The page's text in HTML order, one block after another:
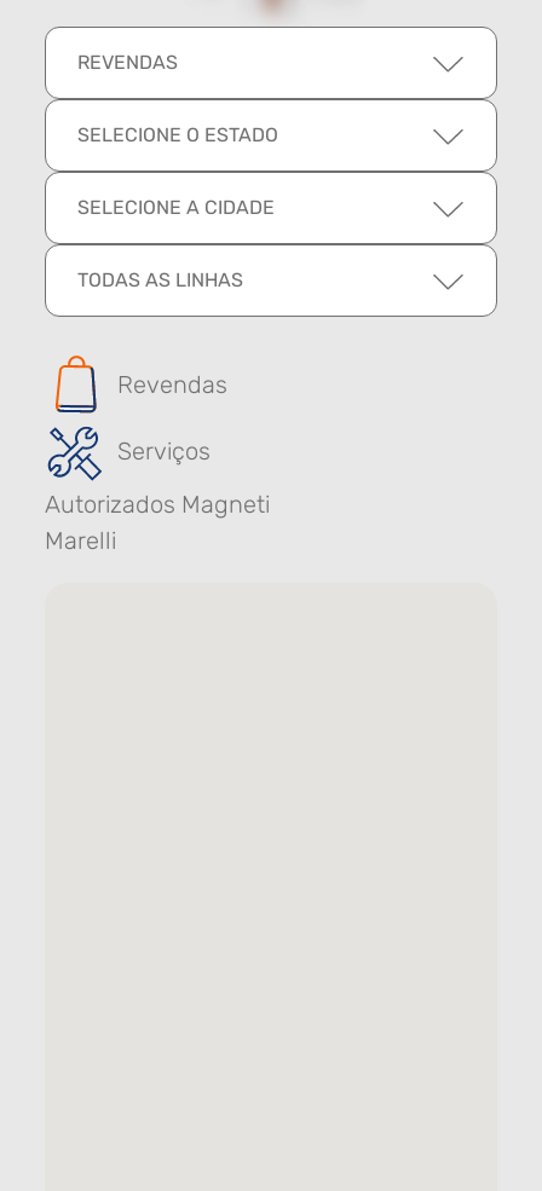
REVENDAS
SELECIONE O ESTADO
SELECIONE A CIDADE
TODAS AS LINHAS
Revendas
Serviços
Autorizados Magneti
Marelli